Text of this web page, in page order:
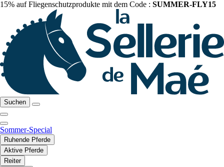
15% auf Fliegenschutzprodukte mit dem Code : SUMMER-FLY15
Suchen
Sommer-Special
Ruhende Pferde
Aktive Pferde
Reiter